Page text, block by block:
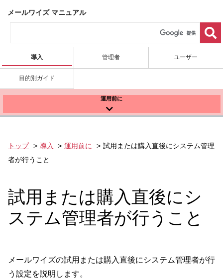
メールワイズ マニュアル
導入 管理者 ユーザー
目的別ガイド
運用前に
トップ 導入 運用前に
試用または購入直後にシステム管理
者が行うこと
試用または購入直後にシ
ステム管理者が行うこと
メールワイズの試用または購入直後にシステム管理者が行
う設定を説明します。